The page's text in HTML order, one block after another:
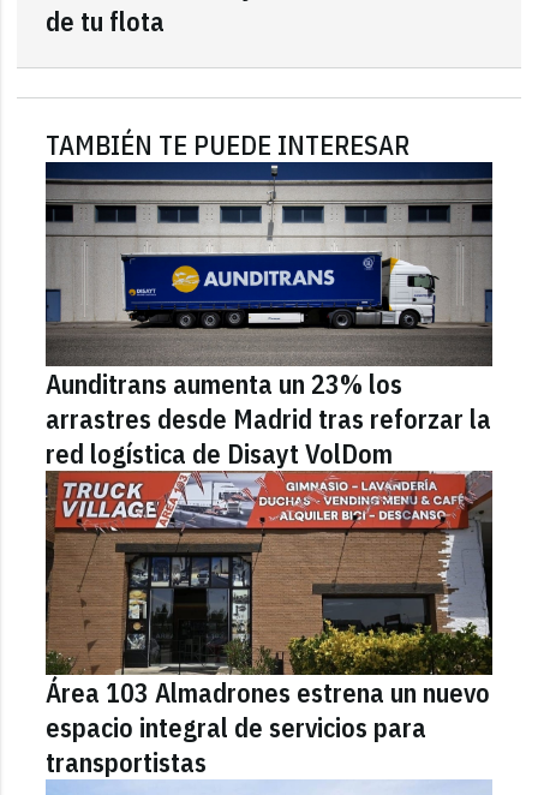
de tu flota
TAMBIÉN TE PUEDE INTERESAR
Aunditrans aumenta un 23% los
arrastres desde Madrid tras reforzar la
red logística de Disayt VolDom
Área 103 Almadrones estrena un nuevo
espacio integral de servicios para
transportistas